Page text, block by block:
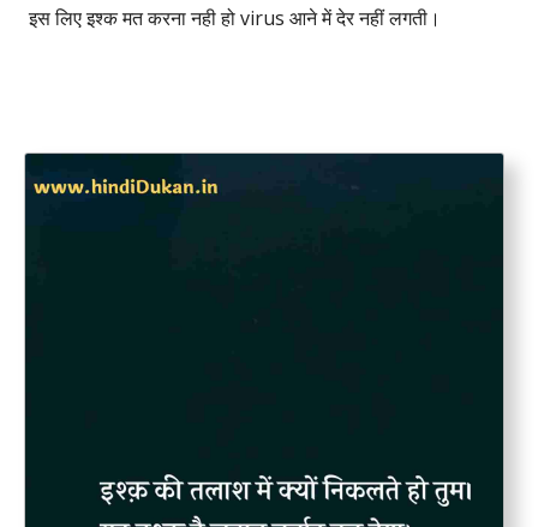
इस लिए इश्क मत करना नही हो virus आने में देर नहीं लगती।